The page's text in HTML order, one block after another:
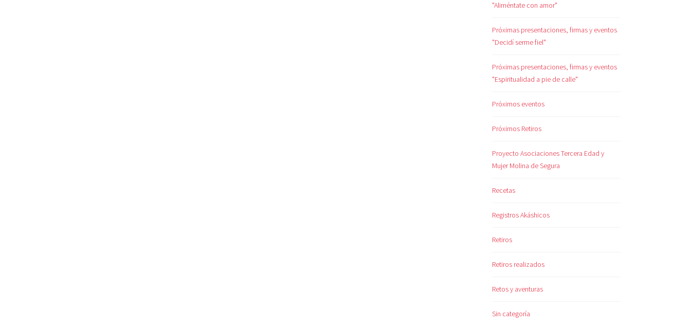
"Aliméntate con amor"
Próximas presentaciones, firmas y eventos
"Decidí serme fiel"
Próximas presentaciones, firmas y eventos
"Espiritualidad a pie de calle"
Próximos eventos
Próximos Retiros
Proyecto Asociaciones Tercera Edad y
Mujer Molina de Segura
Recetas
Registros Akáshicos
Retiros
Retiros realizados
Retos y aventuras
Sin categoría